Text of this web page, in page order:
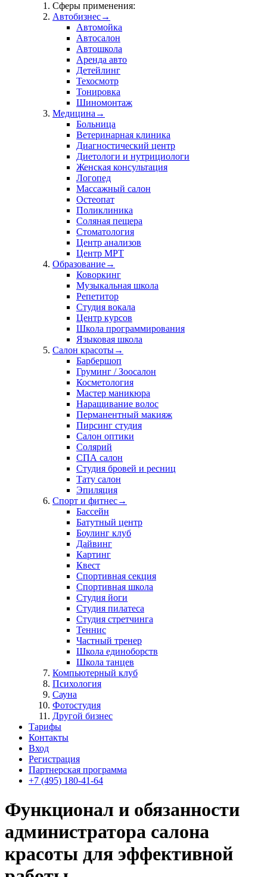
Сферы применения:
Автобизнес→
Автомойка
Автосалон
Автошкола
Аренда авто
Детейлинг
Техосмотр
Тонировка
Шиномонтаж
Медицина →
Больница
Ветеринарная клиника
Диагностический центр
Диетологи и нутрициологи
Женская консультация
Логопед
Массажный салон
Остеопат
Поликлиника
Соляная пещера
Стоматология
Центр анализов
Центр МРТ
Образование→
Коворкинг
Музыкальная школа
Репетитор
Студия вокала
Центр курсов
Школа программирования
Языковая школа
Салон красоты→
Барбершоп
Груминг / Зоосалон
Косметология
Мастер маникюра
Наращивание волос
Перманентный макияж
Пирсинг студия
Салон оптики
Солярий
СПА салон
Студия бровей и ресниц
Тату салон
Эпиляция
Спорт и фитнес→
Бассейн
Батутный центр
Боулинг клуб
Дайвинг
Картинг
Квест
Спортивная секция
Спортивная школа
Студия йоги
Студия пилатеса
Студия стретчинга
Теннис
Частный тренер
Школа единоборств
Школа танцев
Компьютерный клуб
Психология
Сауна
Фотостудия
Другой бизнес
Тарифы
Контакты
Вход
Регистрация
Партнерская программа
+7 (495) 180-41-64
Функционал и обязанности
администратора салона
красоты для эффективной